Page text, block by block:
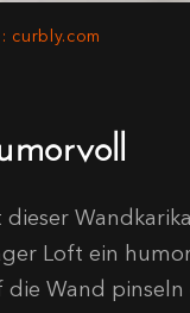
curbly.com
dieser
Loft ein
die Wand